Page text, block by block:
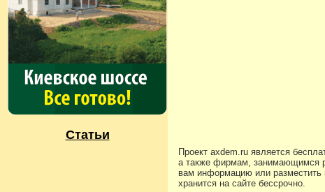
Статьи
Проект axdem.ru является
а также фирмам, занимающимся
вам информацию или разместить
хранится на сайте бессрочно.